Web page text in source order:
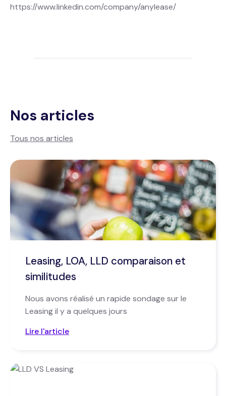
https://www.linkedin.com/company/anylease/
Nos articles
Tous nos articles
Leasing, LOA, LLD comparaison et
similitudes
Nous avons réalisé un rapide sondage sur le
Leasing il y a quelques jours
Lire l'article